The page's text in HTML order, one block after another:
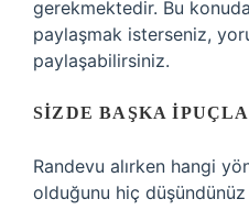
gerekmektedir. Bu
paylaşmak isterseniz,
paylaşabilirsiniz.
SIZDE BAŞKA
Randevu alırken hangi
olduğunu hiç